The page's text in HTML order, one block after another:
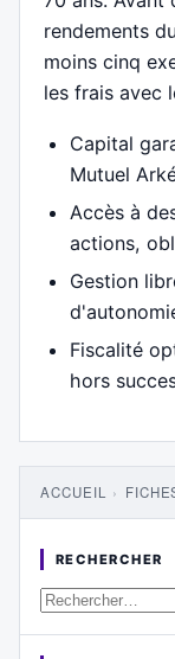
rendements du
moins cinq
les frais avec
Capital
Mutuel
Accès à
actions,
Gestion
Fiscalité
hors
ACCUEIL ›
RECHERCHER